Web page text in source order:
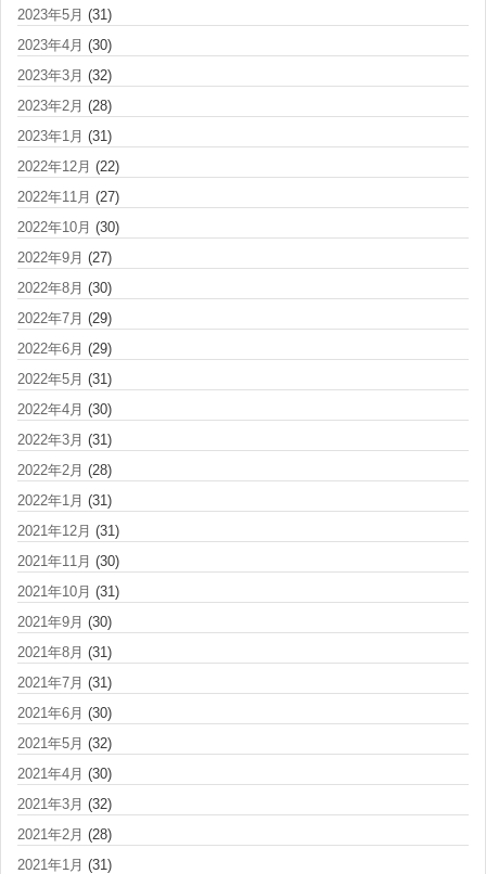
2023年5月 (31)
2023年4月 (30)
2023年3月 (32)
2023年2月 (28)
2023年1月 (31)
2022年12月 (22)
2022年11月 (27)
2022年10月 (30)
2022年9月 (27)
2022年8月 (30)
2022年7月 (29)
2022年6月 (29)
2022年5月 (31)
2022年4月 (30)
2022年3月 (31)
2022年2月 (28)
2022年1月 (31)
2021年12月 (31)
2021年11月 (30)
2021年10月 (31)
2021年9月 (30)
2021年8月 (31)
2021年7月 (31)
2021年6月 (30)
2021年5月 (32)
2021年4月 (30)
2021年3月 (32)
2021年2月 (28)
2021年1月 (31)